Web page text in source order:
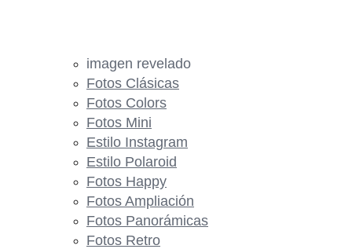
imagen revelado
Fotos Clásicas
Fotos Colors
Fotos Mini
Estilo Instagram
Estilo Polaroid
Fotos Happy
Fotos Ampliación
Fotos Panorámicas
Fotos Retro